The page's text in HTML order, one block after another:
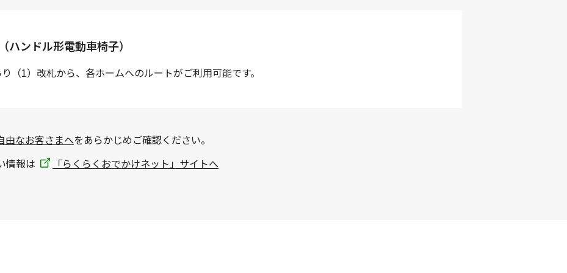
ハンドル形電動車椅子）
（1）改札から、各ホームへのルートがご利用可能です。
由なお客さまへをあらかじめご確認ください。
情報は
「らくらくおでかけネット」サイトへ